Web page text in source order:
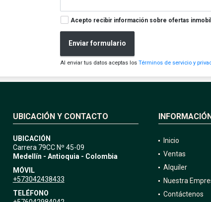
Acepto recibir información sobre ofertas
Enviar formulario
Al enviar tus datos aceptas losTérminos de servicio y
UBICACIÓN Y CONTACTO
UBICACIÓN
Carrera 79CC Nº 45-09
Medellín - Antioquia - Colombia
MÓVIL
+573042438433
TELÉFONO
Inicio
Ventas
Alquiler
Nuestra
Contáctenos